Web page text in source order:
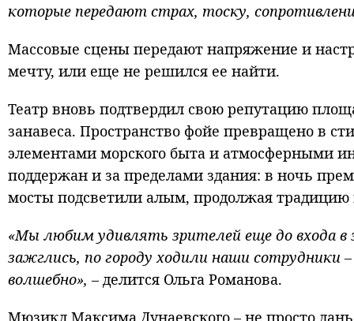
которые передают страх, тоску,
Массовые сцены передают напряжение и
мечту, или еще не решился ее найти.
Театр вновь подтвердил свою репутацию
занавеса. Пространство фойе превращено в
элементами морского быта и атмосферными
поддержан и за пределами здания: в ночь
мосты подсветили алым, продолжая традицию
«Мы любим удивлять зрителей еще до входа в
зажглись, по городу ходили наши сотрудники
волшебно», – делится Ольга Романова.
Мюзикл Максима Дунаевского – не просто